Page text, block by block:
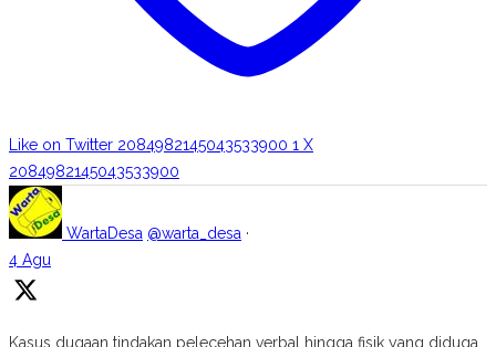
Like on Twitter 2084982145043533900 1 X
2084982145043533900
WartaDesa @warta_desa ·
4 Agu
Kasus dugaan tindakan pelecehan verbal hingga fisik yang diduga